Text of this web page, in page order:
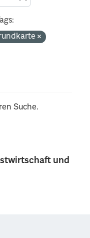
und
Tags:
Suche.